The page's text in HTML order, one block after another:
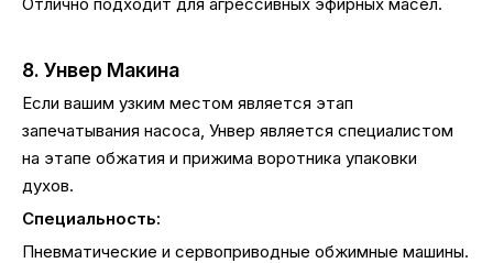
8. Унвер Макина
Если вашим узким местом является этап
запечатывания насоса, Унвер является специалистом
на этапе обжатия и прижима воротника упаковки
духов.
Специальность:
Пневматические и сервоприводные обжимные машины.